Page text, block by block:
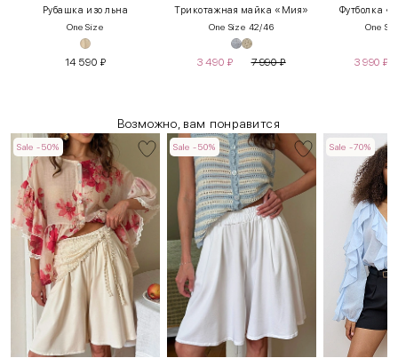
Рубашка изо льна
One Size
14 590 ₽
Трикотажная майка «Мия»
One Size 42/46
3 490 ₽ 7 990₽
Футболка
One
3 990 ₽
Возможно, вам понравится
Sale -50% Sale -50% Sale -70%